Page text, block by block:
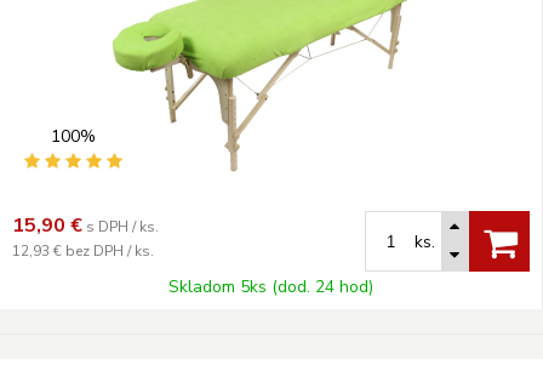
100%
15,90 € s DPH / ks.
12,93 € bez DPH / ks.
ks.
Skladom 5ks (dod. 24 hod)